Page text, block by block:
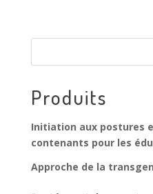
Produits
Initiation aux postures
contenants pour les
Approche de la